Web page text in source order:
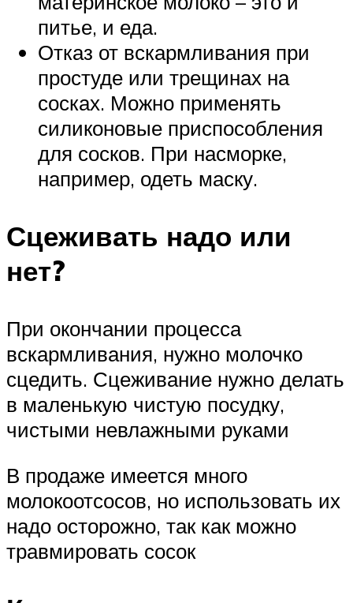
питье, и еда.
Отказ от вскармливания при
простуде или трещинах на
сосках. Можно применять
силиконовые приспособления
для сосков. При насморке,
например, одеть маску.
Сцеживать надо или
нет?
При окончании процесса
вскармливания, нужно молочко
сцедить. Сцеживание нужно делать
в маленькую чистую посудку,
чистыми невлажными руками
В продаже имеется много
молокоотсосов, но использовать их
надо осторожно, так как можно
травмировать сосок